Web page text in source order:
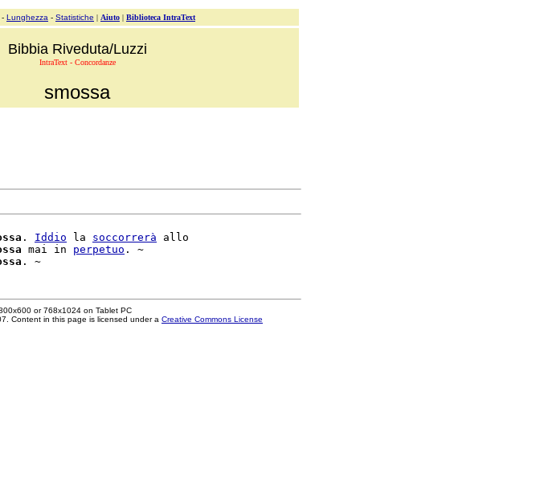
- Lunghezza - Statistiche | Aiuto | Biblioteca IntraText
Bibbia Riveduta/Luzzi
IntraText - Concordanze
smossa
. Iddio la soccorrerà allo
mai in perpetuo . ~
or 768x1024 on Tablet PC
Content in this page is licensed under a Creative Commons License